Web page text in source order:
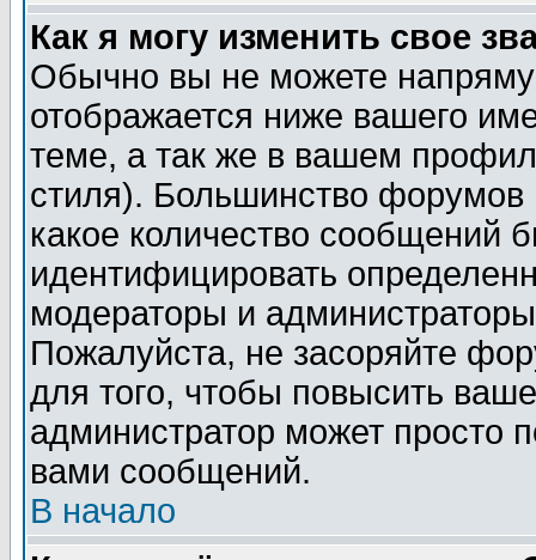
Как я могу изменить свое
Обычно вы не можете
отображается ниже вашего
теме, а так же в вашем
стиля). Большинство форумов
какое количество сообщений
идентифицировать
модераторы и
Пожалуйста, не засоряйте
для того, чтобы повысить
администратор может просто
вами сообщений.
В начало